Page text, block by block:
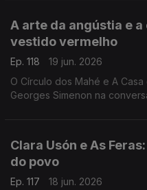
das Ciências, em Lisboa.
A arte da angústia e a
vestido vermelho
Ep. 118
19 jun. 2026
O Círculo dos Mahé e A
Georges Simenon na
Clara Usón e As
do povo
Ep. 117
18 jun. 2026